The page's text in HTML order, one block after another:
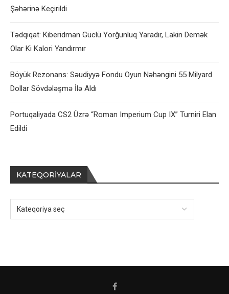
Şəhərinə Keçirildi
Tədqiqat: Kiberidman Güclü Yorğunluq Yaradır, Lakin Demək
Olar Ki Kalori Yandırmır
Böyük Rezonans: Səudiyyə Fondu Oyun Nəhəngini 55 Milyard
Dollar Sövdələşmə İlə Aldı
Portuqaliyada CS2 Üzrə “Roman Imperium Cup IX” Turniri Elan
Edildi
KATEQORIYALAR